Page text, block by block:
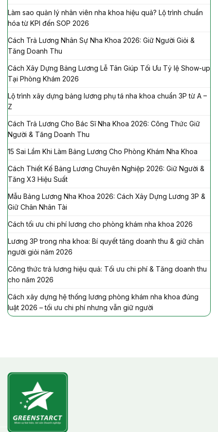
Làm sao quản lý nhân viên nha khoa hiệu quả? Lộ trình chuẩn
hóa từ KPI đến SOP 2026
Cách Trả Lương Nhân Sự Nha Khoa 2026: Giữ Người Giỏi &
Tăng Doanh Thu
Cách Xây Dựng Bảng Lương Lễ Tân Giúp Tối Ưu Tỷ lệ Show-up
Tại Phòng Khám 2026
Lộ trình xây dựng bảng lương phụ tá nha khoa chuẩn 3P từ A –
Z
Cách Trả Lương Cho Bác Sĩ Nha Khoa 2026: Công Thức Giữ
Người & Tăng Doanh Thu
15 Sai Lầm Khi Làm Bảng Lương Cho Phòng Khám Nha Khoa
Cách Thiết Kế Bảng Lương Chuyên Nghiệp 2026: Giữ Người &
Tăng X3 Hiệu Suất
Mẫu Bảng Lương Nha Khoa 2026: Cách Xây Dựng Lương 3P &
Giữ Chân Nhân Tài
Cách tối ưu chi phí lương cho phòng khám nha khoa 2026
Lương 3P trong nha khoa: Bí quyết tăng doanh thu & giữ chân
người giỏi năm 2026
Công thức trả lương hiệu quả: Tối ưu chi phí & Tăng doanh thu
cho năm 2026
Cách xây dựng hệ thống lương phòng khám nha khoa đúng
luật 2026 – tối ưu chi phí nhưng vẫn giữ người